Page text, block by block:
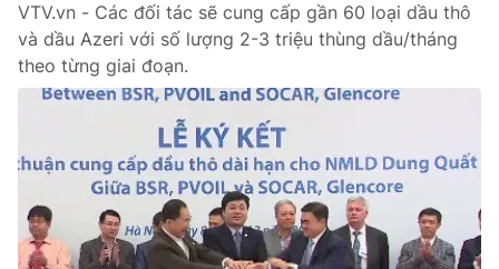
VTV.vn - Các đối tác sẽ cung cấp gần 60 loại dầu thô
và dầu Azeri với số lượng 2-3 triệu thùng dầu/tháng
theo từng giai đoạn.